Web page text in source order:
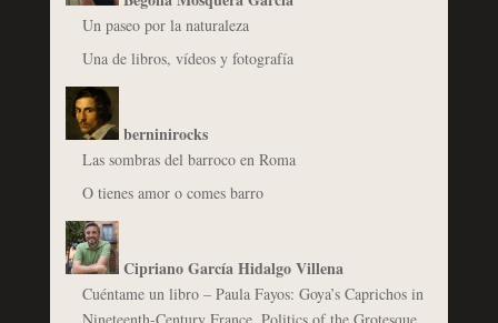
Un paseo por la naturaleza
Una de libros, vídeos y fotografía
berninirocks
Las sombras del barroco en Roma
O tienes amor o comes barro
Cipriano García Hidalgo Villena
Cuéntame un libro – Paula Fayos: Goya’s Caprichos in